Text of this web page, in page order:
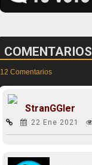
COMENTARIOS
12 Comentarios
StranGGler
22 Ene 2021